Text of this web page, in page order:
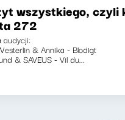
wszystkiego, czyli
272
audycji:
& Annika - Blodigt
& SAVEUS - Vil du...